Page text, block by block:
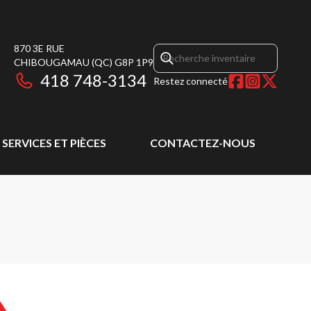
870 3E RUE
CHIBOUGAMAU (QC) G8P 1P9
418 748-3134 Restez connecté
SERVICES ET PIÈCES CONTACTEZ-NOUS